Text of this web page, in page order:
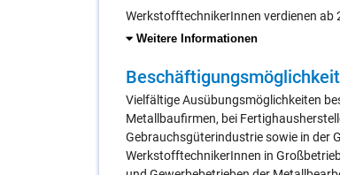
WerkstofftechnikerInnen verdienen
Weitere Informationen
Vielfältige Ausübungsmöglichkeiten
Metallbaufirmen, bei
Gebrauchsgüterindustrie sowie in der
WerkstofftechnikerInnen in